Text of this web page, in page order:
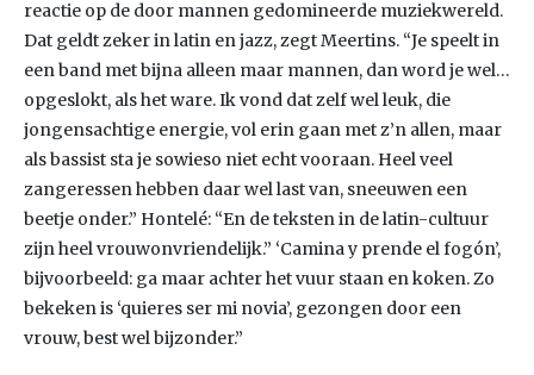
reactie op de door mannen gedomineerde muziekwereld.
Dat geldt zeker in latin en jazz, zegt Meertins. “Je speelt in
een band met bijna alleen maar mannen, dan word je wel…
opgeslokt, als het ware. Ik vond dat zelf wel leuk, die
jongensachtige energie, vol erin gaan met z’n allen, maar
als bassist sta je sowieso niet echt vooraan. Heel veel
zangeressen hebben daar wel last van, sneeuwen een
beetje onder.” Hontelé: “En de teksten in de latin-cultuur
zijn heel vrouwonvriendelijk.” ‘Camina y prende el fogón’,
bijvoorbeeld: ga maar achter het vuur staan en koken. Zo
bekeken is ‘quieres ser mi novia’, gezongen door een
vrouw, best wel bijzonder.”